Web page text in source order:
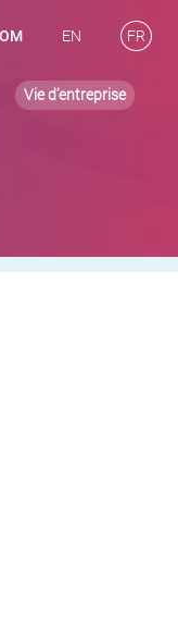
EN FR
Vie d’entreprise